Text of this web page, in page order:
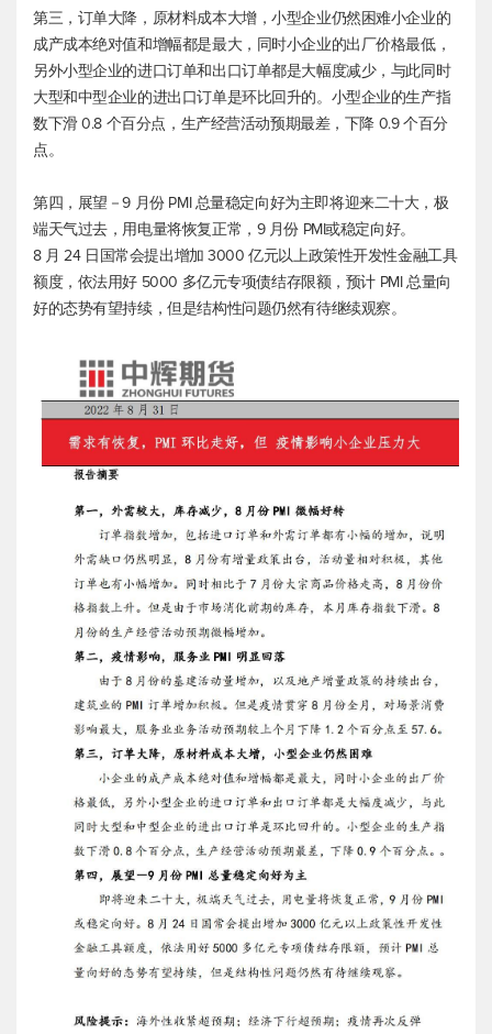
第三，订单大降，原材料成本大增，小型企业仍然困难小企业的
成产成本绝对值和增幅都是最大，同时小企业的出厂价格最低，
另外小型企业的进口订单和出口订单都是大幅度减少，与此同时
大型和中型企业的进出口订单是环比回升的。小型企业的生产指
数下滑 0.8 个百分点，生产经营活动预期最差，下降 0.9 个百分
点。
第四，展望－9 月份 PMI 总量稳定向好为主即将迎来二十大，极
端天气过去，用电量将恢复正常，9 月份 PMI或稳定向好。
8 月 24 日国常会提出增加 3000 亿元以上政策性开发性金融工具
额度，依法用好 5000 多亿元专项债结存限额，预计 PMI 总量向
好的态势有望持续，但是结构性问题仍然有待继续观察。